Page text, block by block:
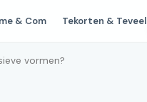
& Com Tekorten & Teveel
vormen?